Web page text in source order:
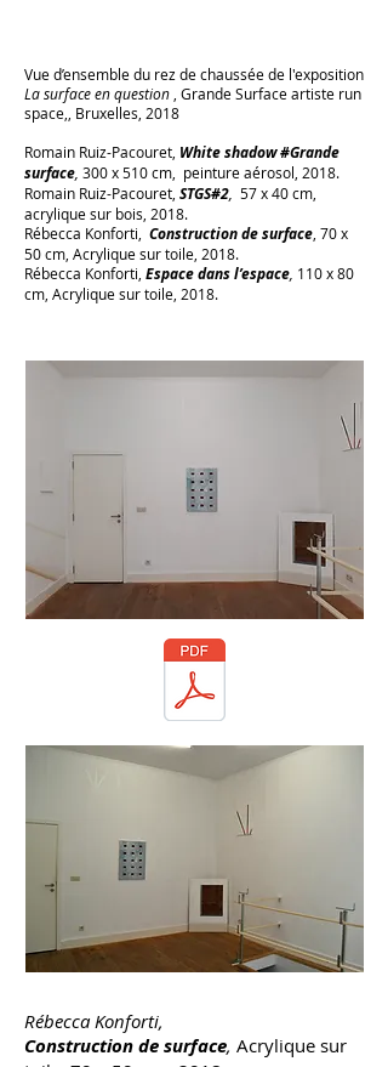
Vue d’ensemble du rez de chaussée de l'exposition
La surface en question , Grande Surface artiste run
space,, Bruxelles, 2018
Romain Ruiz-Pacouret, White shadow #Grande
surface 300 x 510 cm, peinture aérosol, 2018.
Romain Ruiz-Pacouret, STGS#2 57 x 40 cm,
acrylique sur bois, 2018.
Rébecca Konforti, Construction de surface , 70 x
50 cm, Acrylique sur toile, 2018.
Rébecca Konforti, Espace dans l’espace 110 x 80
cm, Acrylique sur toile, 2018.
Rébecca Konforti,
Construction de surface, Acrylique sur